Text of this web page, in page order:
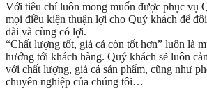
Với tiêu chí luôn mong muốn được phục vụ
mọi điều kiện thuận lợi cho Quý khách để
dài và cùng có lợi.
“Chất lượng tốt, giá cả còn tốt hơn” luôn là
hướng tới khách hàng. Quý khách sẽ luôn
với chất lượng, giá cả sản phẩm, cũng như
chuyên nghiệp của chúng tôi…